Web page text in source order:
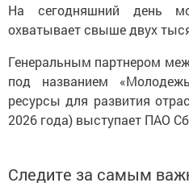
На сегодняшний день
охватывает свыше двух
Генеральным партнером
под названием
ресурсы для развития
2026 года) выступает ПАО
Следите за самым